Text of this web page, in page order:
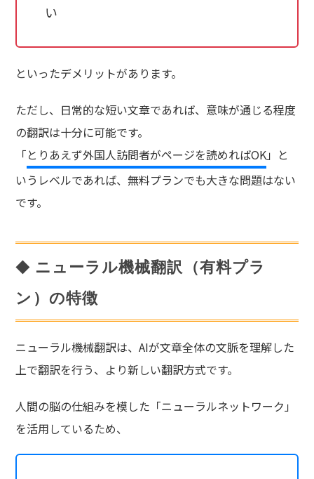
い
といったデメリットがあります。
ただし、日常的な短い文章であれば、意味が通じる程度
の翻訳は十分に可能です。
「とりあえず外国人訪問者がページを読めればOK」と
いうレベルであれば、無料プランでも大きな問題はない
です。
ニューラル機械翻訳（有料プラ
ン）の特徴
ニューラル機械翻訳は、AIが文章全体の文脈を理解した
上で翻訳を行う、より新しい翻訳方式です。
人間の脳の仕組みを模した「ニューラルネットワーク」
を活用しているため、